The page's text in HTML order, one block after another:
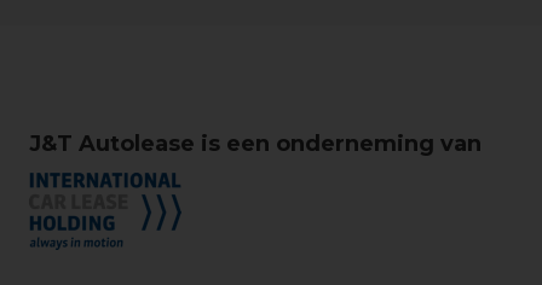
J&T Autolease is een onderneming van